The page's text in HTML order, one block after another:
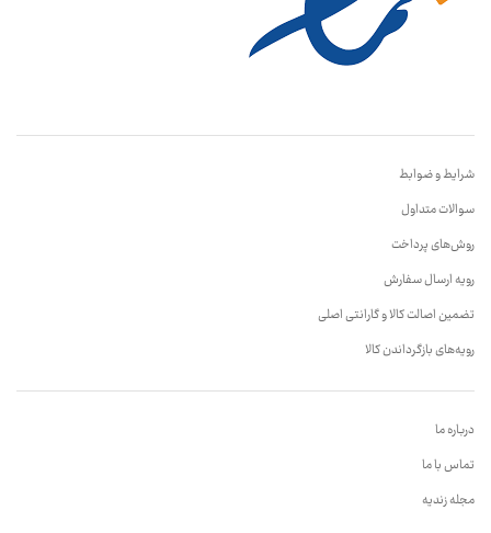
شرایط و ضوابط
سوالات متداول
روش‌های پرداخت
رویه ارسال سفارش
تضمین اصالت کالا و گارانتی اصلی
رویه‌های بازگرداندن کالا
درباره ما
تماس با ما
مجله زندیه